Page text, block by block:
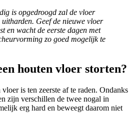
is opgedroogd zal de vloer
Geef de nieuwe vloer
en wacht de eerste dagen met
zo goed mogelijk te
houten vloer storten?
is ten zeerste af te raden. Ondanks
zijn verschillen de twee nogal in
erg hard en beweegt daarom niet